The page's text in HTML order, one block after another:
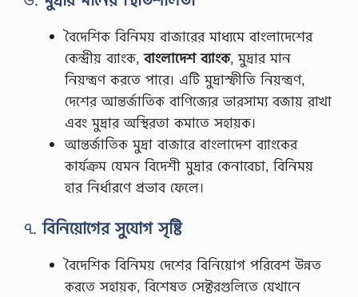
বৈদেশিক বিনিময় বাজারের মাধ্যমে বাংলাদেশের
কেন্দ্রীয় ব্যাংক,বাংলাদেশ ব্যাংক, মুদ্রার মান
নিয়ন্ত্রণ করতে পারে। এটি মুদ্রাস্ফীতি নিয়ন্ত্রণ,
দেশের আন্তর্জাতিক বাণিজ্যের ভারসাম্য বজায় রাখা
এবং মুদ্রার অস্থিরতা কমাতে সহায়ক।
আন্তর্জাতিক মুদ্রা বাজারে বাংলাদেশ ব্যাংকের
কার্যক্রম যেমন বিদেশী মুদ্রার কেনাবেচা, বিনিময়
হার নির্ধারণে প্রভাব ফেলে।
৭.বিনিয়োগের সুযোগ সৃষ্টি
বৈদেশিক বিনিময় দেশের বিনিয়োগ পরিবেশ উন্নত
করতে সহায়ক, বিশেষত সেক্টরগুলিতে যেখানে